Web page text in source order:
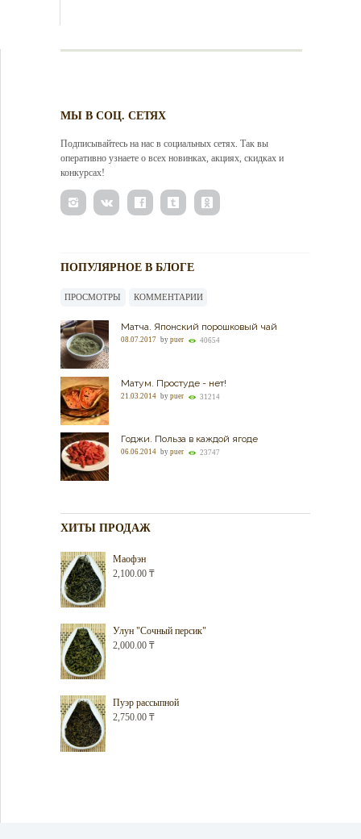
МЫ В СОЦ. СЕТЯХ
Подписывайтесь на нас в социальных сетях. Так вы
оперативно узнаете о всех новинках, акциях, скидках и
конкурсах!
ПОПУЛЯРНОЕ В БЛОГЕ
ПРОСМОТРЫ КОММЕНТАРИИ
Матча. Японский порошковый чай
08.07.2017 by puer 40654
Матум. Простуде - нет!
21.03.2014 by puer 31214
Годжи. Польза в каждой ягоде
06.06.2014 by puer 23747
ХИТЫ ПРОДАЖ
Маофэн
2,100.00 ₸
Улун "Сочный персик"
2,000.00 ₸
Пуэр рассыпной
2,750.00 ₸